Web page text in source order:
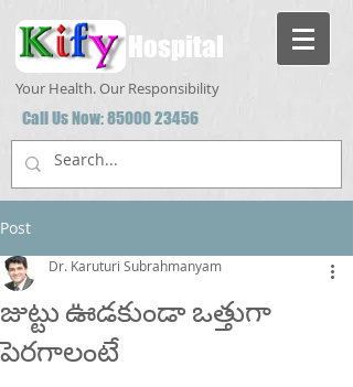
Hospital
Your Health. Our Responsibility
Call Us Now:85000 23456
Post
జుట్టు ఊడకుండా ఒత్తుగా
పెరగాలంటే
Dr. Karuturi Subrahmanyam